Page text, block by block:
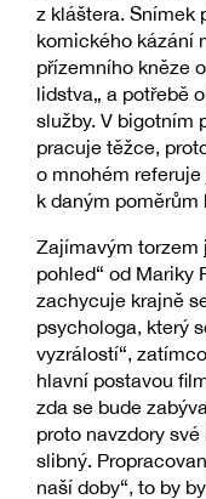
z kláštera. Snímek
komického kázání
přízemního kněze
lidstva„ a potřebě
služby. V bigotním
pracuje těžce,
o mnohém
k daným poměrům
Zajímavým torzem
pohled“ od Mariky
zachycuje krajně
psychologa, který
vyzrálostí“,
hlavní postavou
zda se bude
proto navzdory
slibný.
naší doby“, to by